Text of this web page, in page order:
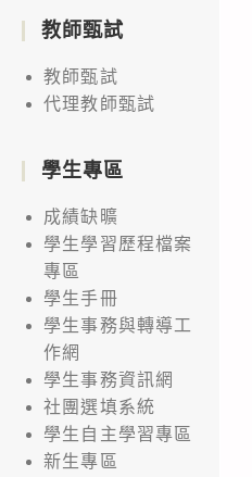
教師甄試
教師甄試
代理教師甄試
學生專區
成績缺曠
學生學習歷程檔案
專區
學生手冊
學生事務與轉導工
作網
學生事務資訊網
社團選填系統
學生自主學習專區
新生專區